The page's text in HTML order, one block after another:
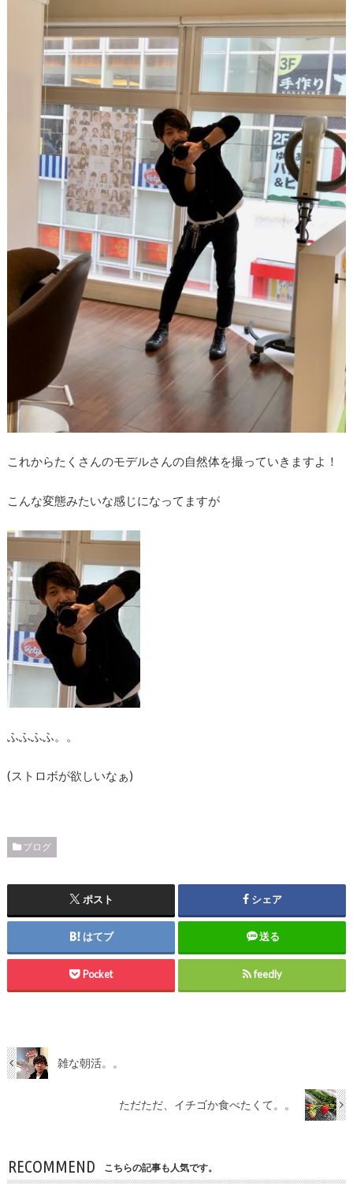
これからたくさんのモデルさんの自然体を撮っていきますよ！
こんな変態みたいな感じになってますが
ふふふふ。。
(ストロボが欲しいなぁ)
ブログ
ポスト シェア
はてブ 送る
Pocket feedly
雑な朝活。。
ただただ、イチゴか食べたくて。。
RECOMMEND こちらの記事も人気です。